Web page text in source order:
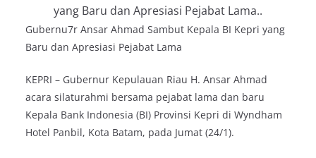
yang Baru dan Apresiasi Pejabat Lama..
Gubernu7r Ansar Ahmad Sambut Kepala BI Kepri yang
Baru dan Apresiasi Pejabat Lama
KEPRI – Gubernur Kepulauan Riau H. Ansar Ahmad
acara silaturahmi bersama pejabat lama dan baru
Kepala Bank Indonesia (BI) Provinsi Kepri di Wyndham
Hotel Panbil, Kota Batam, pada Jumat (24/1).